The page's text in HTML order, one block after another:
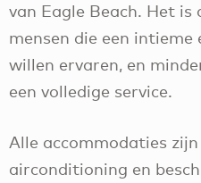
van Eagle Beach. Het
mensen die een
willen ervaren, en
een volledige service.
Alle accommodaties
airconditioning en